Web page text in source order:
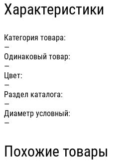
Характеристики
Категория товара:
—
Одинаковый товар:
—
Цвет:
—
Раздел каталога:
—
Диаметр условный:
—
Похожие товары